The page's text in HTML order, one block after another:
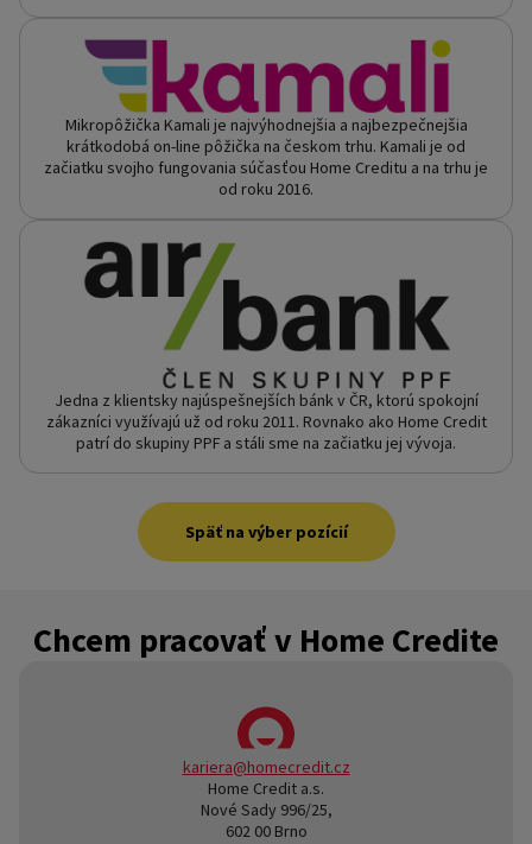
Mikropôžička Kamali je najvýhodnejšia a najbezpečnejšia
krátkodobá on-line pôžička na českom trhu. Kamali je od
začiatku svojho fungovania súčasťou Home Creditu a na trhu je
od roku 2016.
Jedna z klientsky najúspešnejších bánk v ČR, ktorú spokojní
zákazníci využívajú už od roku 2011. Rovnako ako Home Credit
patrí do skupiny PPF a stáli sme na začiatku jej vývoja.
Späť na výber pozícií
Chcem pracovať v Home Credite
kariera@homecredit.cz
Home Credit a.s.
Nové Sady 996/25,
602 00 Brno